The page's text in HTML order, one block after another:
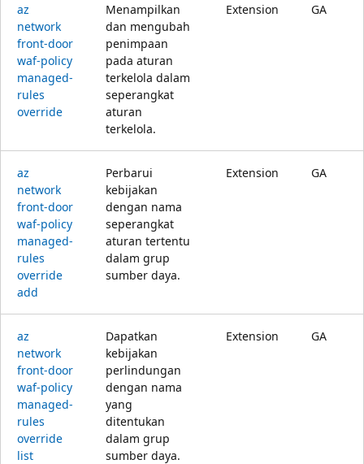
az
network
front-door
waf-policy
managed-
rules
override
Menampilkan
dan mengubah
penimpaan
pada aturan
terkelola dalam
seperangkat
aturan
terkelola.
Extension GA
az
network
front-door
waf-policy
managed-
rules
override
add
Perbarui
kebijakan
dengan nama
seperangkat
aturan tertentu
dalam grup
sumber daya.
Extension GA
az
network
front-door
waf-policy
managed-
rules
override
list
Dapatkan
kebijakan
perlindungan
dengan nama
yang
ditentukan
dalam grup
sumber daya.
Extension GA